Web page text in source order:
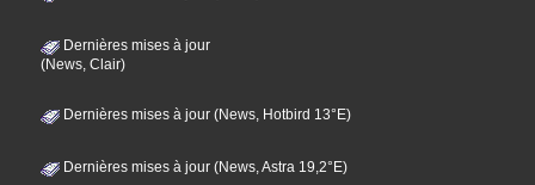
Dernières mises à jour
(News, Clair)
Dernières mises à jour (News, Hotbird 13°E)
Dernières mises à jour (News, Astra 19,2°E)